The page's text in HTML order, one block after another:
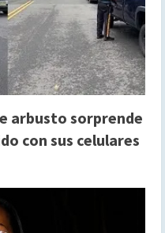
arbusto sorprende
con sus celulares